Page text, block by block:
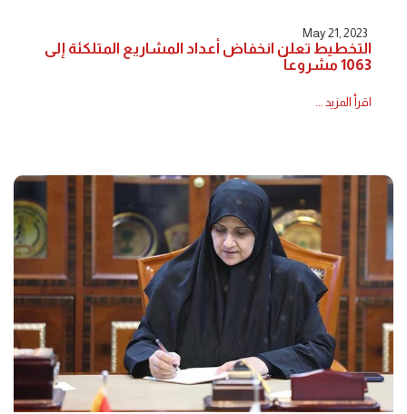
May 21, 2023
التخطيط تعلن انخفاض أعداد المشاريع المتلكئة إلى
1063 مشروعاً
اقرأ المزيد ...